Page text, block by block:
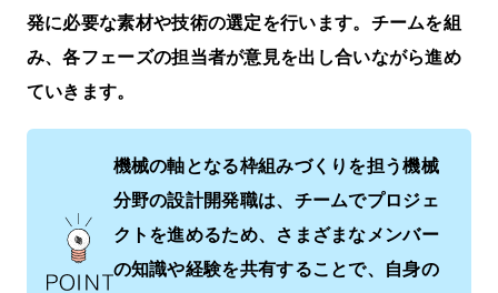
発に必要な素材や技術の選定を⾏います。チームを組
み、各フェーズの担当者が意⾒を出し合いながら進め
ていきます。
機械の軸となる枠組みづくりを担う機械
分野の設計開発職は、チームでプロジェ
クトを進めるため、さまざまなメンバー
の知識や経験を共有することで、自身の